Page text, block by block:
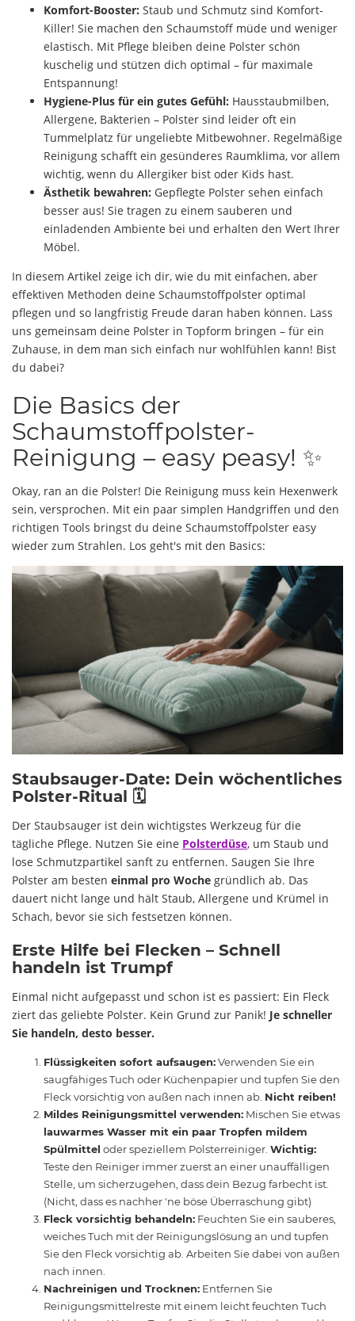
Komfort-Booster: Staub und Schmutz sind Komfort-
Killer! Sie machen den Schaumstoff müde und weniger
elastisch. Mit Pflege bleiben deine Polster schön
kuschelig und stützen dich optimal – für maximale
Entspannung!
Hygiene-Plus für ein gutes Gefühl: Hausstaubmilben,
Allergene, Bakterien – Polster sind leider oft ein
Tummelplatz für ungeliebte Mitbewohner. Regelmäßige
Reinigung schafft ein gesünderes Raumklima, vor allem
wichtig, wenn du Allergiker bist oder Kids hast.
Ästhetik bewahren: Gepflegte Polster sehen einfach
besser aus! Sie tragen zu einem sauberen und
einladenden Ambiente bei und erhalten den Wert Ihrer
Möbel.
In diesem Artikel zeige ich dir, wie du mit einfachen, aber
effektiven Methoden deine Schaumstoffpolster optimal
pflegen und so langfristig Freude daran haben können. Lass
uns gemeinsam deine Polster in Topform bringen – für ein
Zuhause, in dem man sich einfach nur wohlfühlen kann! Bist
du dabei?
Die Basics der
Schaumstoffpolster-
Reinigung – easy peasy! ✨
Okay, ran an die Polster! Die Reinigung muss kein Hexenwerk
sein, versprochen. Mit ein paar simplen Handgriffen und den
richtigen Tools bringst du deine Schaumstoffpolster easy
wieder zum Strahlen. Los geht's mit den Basics:
Staubsauger-Date: Dein wöchentliches
Polster-Ritual 🗓️
Der Staubsauger ist dein wichtigstes Werkzeug für die
tägliche Pflege. Nutzen Sie eine Polsterdüse, um Staub und
lose Schmutzpartikel sanft zu entfernen. Saugen Sie Ihre
Polster am besten einmal pro Woche gründlich ab. Das
dauert nicht lange und hält Staub, Allergene und Krümel in
Schach, bevor sie sich festsetzen können.
Erste Hilfe bei Flecken – Schnell
handeln ist Trumpf
Einmal nicht aufgepasst und schon ist es passiert: Ein Fleck
ziert das geliebte Polster. Kein Grund zur Panik! Je schneller
Sie handeln, desto besser.
Flüssigkeiten sofort aufsaugen:Verwenden Sie ein
saugfähiges Tuch oder Küchenpapier und tupfen Sie den
Fleck vorsichtig von außen nach innen ab. Nicht reiben!
Mildes Reinigungsmittel verwenden: Mischen Sie etwas
lauwarmes Wasser mit ein paar Tropfen mildem
Spülmittel oder speziellem Polsterreiniger. Wichtig:
Teste den Reiniger immer zuerst an einer unauffälligen
Stelle, um sicherzugehen, dass dein Bezug farbecht ist.
(Nicht, dass es nachher 'ne böse Überraschung gibt)
Fleck vorsichtig behandeln: Feuchten Sie ein sauberes,
weiches Tuch mit der Reinigungslösung an und tupfen
Sie den Fleck vorsichtig ab. Arbeiten Sie dabei von außen
nach innen.
Nachreinigen und Trocknen: Entfernen Sie
Reinigungsmittelreste mit einem leicht feuchten Tuch